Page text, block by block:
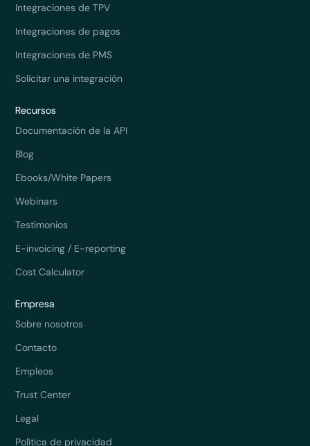
Integraciones de TPV
Integraciones de pagos
Integraciones de PMS
Solicitar una integración
Recursos
Documentación de la API
Blog
Ebooks/White Papers
Webinars
Testimonios
E-invoicing / E-reporting
Cost Calculator
Empresa
Sobre nosotros
Contacto
Empleos
Trust Center
Legal
Política de privacidad